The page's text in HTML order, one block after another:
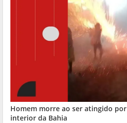
Homem morre ao ser atingido
interior da Bahia